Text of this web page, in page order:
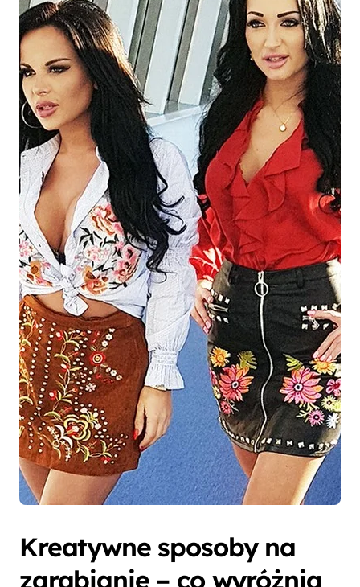
Kreatywne sposoby na
zarabianie – co wyróżnia